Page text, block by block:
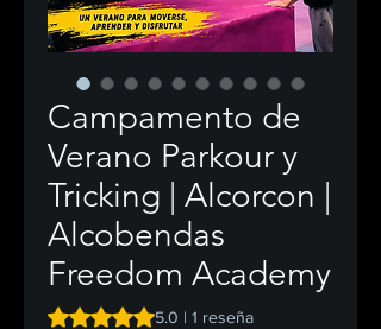
Campamento de
Verano Parkour y
Tricking | Alcorcon |
Alcobendas
Freedom Academy
Según 1 reseña, la calificación es de
5.0 | 1 reseña